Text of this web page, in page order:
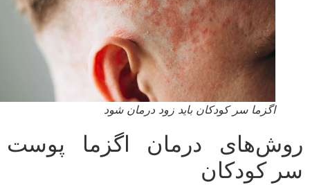
اگزما سر کودکان باید زود درمان شود
روش‌های درمان اگزما پوست
سر کودکان